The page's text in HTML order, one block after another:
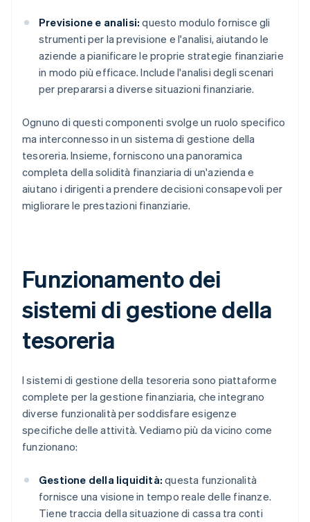
Previsione e analisi: questo modulo fornisce gli
strumenti per la previsione e l'analisi, aiutando le
aziende a pianificare le proprie strategie finanziarie
in modo più efficace. Include l'analisi degli scenari
per prepararsi a diverse situazioni finanziarie.
Ognuno di questi componenti svolge un ruolo specifico
ma interconnesso in un sistema di gestione della
tesoreria. Insieme, forniscono una panoramica
completa della solidità finanziaria di un'azienda e
aiutano i dirigenti a prendere decisioni consapevoli per
migliorare le prestazioni finanziarie.
Funzionamento dei
sistemi di gestione della
tesoreria
I sistemi di gestione della tesoreria sono piattaforme
complete per la gestione finanziaria, che integrano
diverse funzionalità per soddisfare esigenze
specifiche delle attività. Vediamo più da vicino come
funzionano:
Gestione della liquidità: questa funzionalità
fornisce una visione in tempo reale delle finanze.
Tiene traccia della situazione di cassa tra conti